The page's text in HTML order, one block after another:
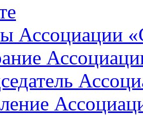
Ассоциации